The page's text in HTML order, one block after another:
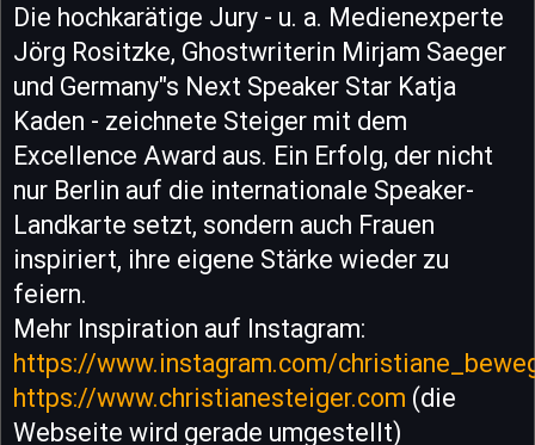
Die hochkarätige Jury - u. a. Medienexperte
Jörg Rositzke, Ghostwriterin Mirjam Saeger
und Germany"s Next Speaker Star Katja
Kaden - zeichnete Steiger mit dem
Excellence Award aus. Ein Erfolg, der nicht
nur Berlin auf die internationale Speaker-
Landkarte setzt, sondern auch Frauen
inspiriert, ihre eigene Stärke wieder zu
feiern.
Mehr Inspiration auf Instagram:
https://www.instagram.com/
https://www.christianesteiger.com (die
Webseite wird gerade umgestellt)